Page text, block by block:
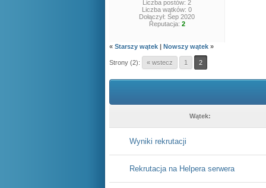
Liczba postów: 2
Liczba wątków: 0
Dołączył: Sep 2020
Reputacja: 2
« Starszy wątek | Nowszy wątek »
Strony (2): « wstecz 1 2
Wątek:
Wyniki rekrutacji
Rekrutacja na Helpera serwera